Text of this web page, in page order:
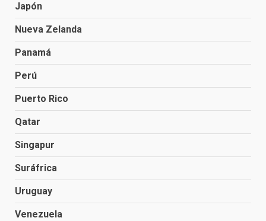
Japón
Nueva Zelanda
Panamá
Perú
Puerto Rico
Qatar
Singapur
Suráfrica
Uruguay
Venezuela